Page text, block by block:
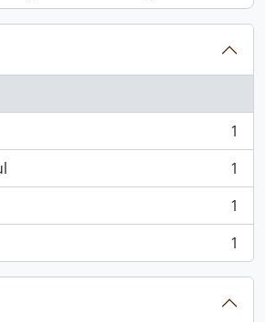
1
1
1
1